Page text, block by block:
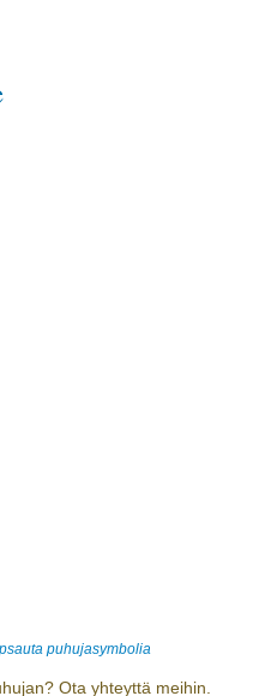
puhujasymbolia
Ota yhteyttä meihin.